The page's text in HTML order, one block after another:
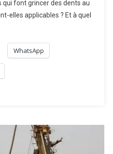
qui font grincer des dents au
elles applicables ? Et à quel
WhatsApp